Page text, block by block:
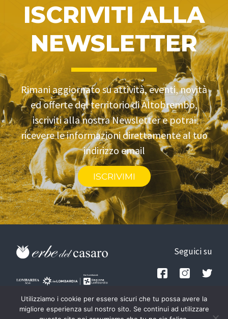
ISCRIVITI ALLA
NEWSLETTER
Rimani aggiornato su attività, eventi, novità
ed offerte del territorio di Altobrembo,
iscriviti alla nostra Newsletter e potrai
ricevere le informazioni direttamente al tuo
indirizzo email
ISCRIVIMI
Tel: +39.348.1842781 -
Seguici su
Privacy policy
Credits
Utilizziamo i cookie per essere sicuri che tu possa avere la
migliore esperienza sul nostro sito. Se continui ad utilizzare